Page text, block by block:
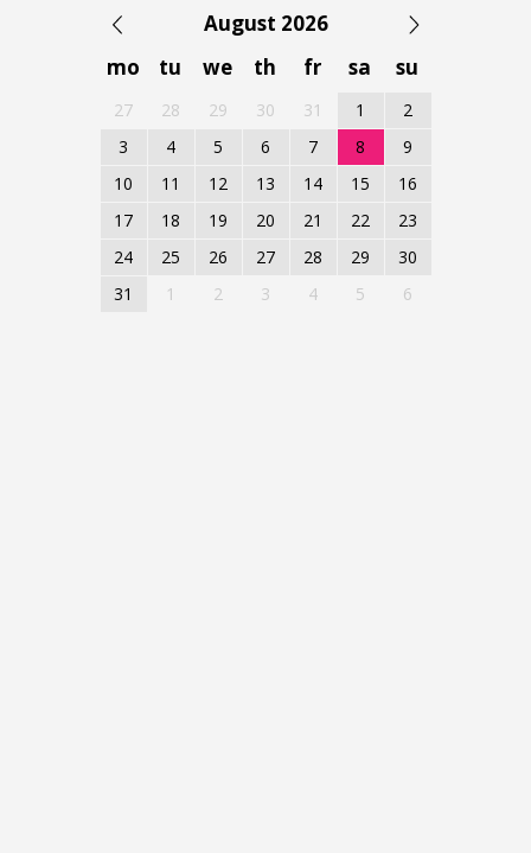
August 2026
mo
tu we th fr sa su
27 28 29 30 31 1
2
3
4 5 6 7 8
9
10
11 12 13 14 15
16
17
18 19 20 21 22
23
24
25 26 27 28 29
30
31
1 2 3 4 5 6